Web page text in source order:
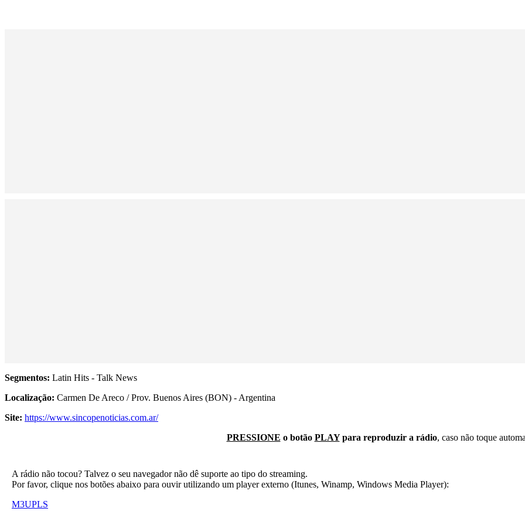
Segmentos: Latin Hits - Talk News
Localização: Carmen De Areco / Prov. Buenos Aires (BON) - Argentina
Site: https://www.sincopenoticias.com.ar/
PRESSIONE o botão PLAYpara reproduzir a rádio, caso não toque
A rádio não tocou? Talvez o seu navegador não dê suporte ao tipo do streaming.
Por favor, clique nos botões abaixo para ouvir utilizando um player externo (Itunes, Winamp, Windows Media Player):
M3UPLS